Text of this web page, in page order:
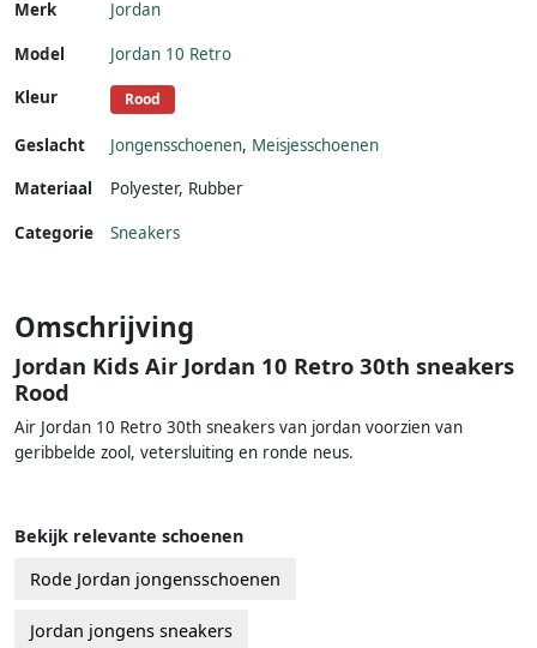
Merk Jordan
Model
Jordan 10 Retro
Kleur
Rood
Geslacht Jongensschoenen, Meisjesschoenen
Materiaal
Polyester, Rubber
Categorie Sneakers
Omschrijving
Jordan Kids Air Jordan 10 Retro 30th sneakers
Rood
Air Jordan 10 Retro 30th sneakers van jordan voorzien van
geribbelde zool, vetersluiting en ronde neus.
Bekijk relevante schoenen
Rode Jordan jongensschoenen
Jordan jongens sneakers